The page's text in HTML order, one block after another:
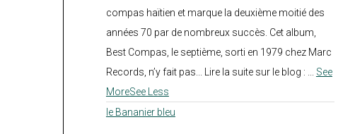
compas haïtien et marque la deuxième moitié des
années 70 par de nombreux succès. Cet album,
Best Compas, le septième, sorti en 1979 chez Marc
Records, n’y fait pas... Lire la suite sur le blog :
See
MoreSee Less
le Bananier bleu